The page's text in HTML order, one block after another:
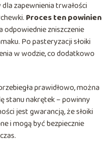
zapewnienia trwałości
Proces ten powinien
odpowiednie zniszczenie
Po pasteryzacji słoiki
w wodzie, co dodatkowo
prawidłowo, można
stanu nakrętek – powinny
jest gwarancją, że słoiki
i mogą być bezpiecznie